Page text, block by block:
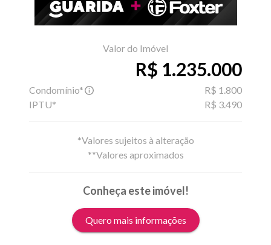
Valor do Imóvel
R$ 1.235.000
Condomínio*
R$ 1.800
IPTU*
R$ 3.490
*Valores sujeitos à alteração
**Valores aproximados
Conheça este imóvel!
Quero mais informações